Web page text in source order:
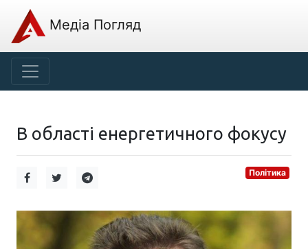
Медіа Погляд
В області енергетичного фокусу
Політика